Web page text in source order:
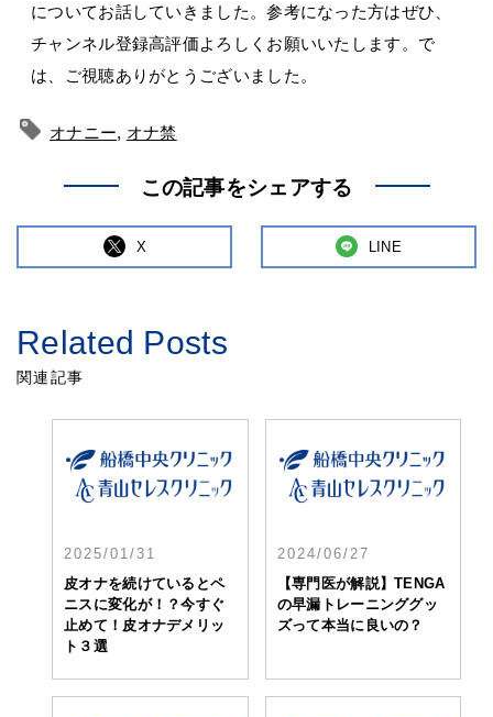
についてお話していきました。参考になった方はぜひ、
チャンネル登録高評価よろしくお願いいたします。で
は、ご視聴ありがとうございました。
オナニー, オナ禁
この記事をシェアする
X LINE
Related Posts
関連記事
2025/01/31
皮オナを続けているとペ
ニスに変化が！？今すぐ
止めて！皮オナデメリッ
ト３選
2024/06/27
【専門医が解説】TENGA
の早漏トレーニンググッ
ズって本当に良いの？